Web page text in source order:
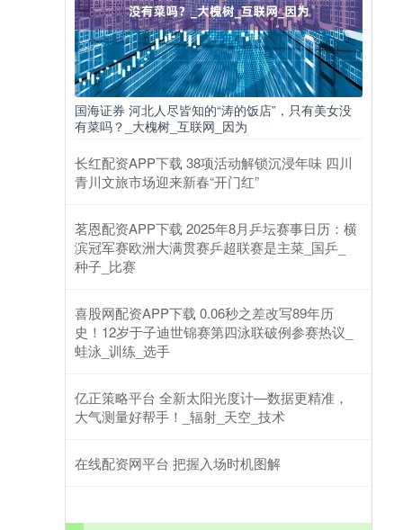
国海证券 河北人尽皆知的“涛的饭店”，只有美女没
有菜吗？_大槐树_互联网_因为
长红配资APP下载 38项活动解锁沉浸年味 四川
青川文旅市场迎来新春“开门红”
茗恩配资APP下载 2025年8月乒坛赛事日历：横
滨冠军赛欧洲大满贯赛乒超联赛是主菜_国乒_
种子_比赛
喜股网配资APP下载 0.06秒之差改写89年历
史！12岁于子迪世锦赛第四泳联破例参赛热议_
蛙泳_训练_选手
亿正策略平台 全新太阳光度计—数据更精准，
大气测量好帮手！_辐射_天空_技术
在线配资网平台 把握入场时机图解